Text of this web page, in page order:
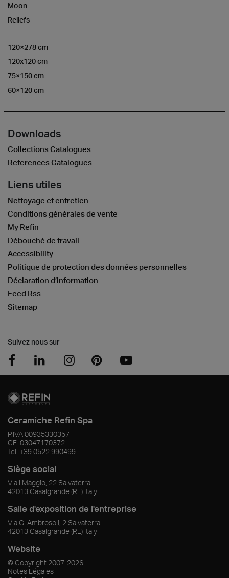
Moon
Reliefs
120×278 cm
120x120 cm
75×150 cm
60×120 cm
Downloads
Collections Catalogues
References Catalogues
Liens utiles
Nettoyage et entretien
Conditions générales de vente
My Refin
Débouché de travail
Accessibility
Politique de protection des données personnelles
Déclaration d’information
Feed Rss
Sitemap
Suivez nous sur
Ceramiche Refin Spa
P.IVA00935330357
CF: 03047170372
Tel. +39 0522 990499
Siège social
Via I Maggio, 22 Salvaterra
42013 Casalgrande (RE) Italy
Salle d'exposition de l'entreprise
Via G. Ambrosoli, 2 Salvaterra
42013 Casalgrande (RE) Italy
Website
© Copyright 2007-2026
Notes Légales